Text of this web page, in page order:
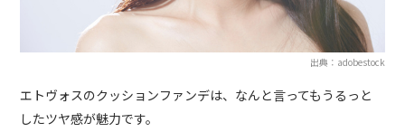
出典：adobestock
エトヴォスのクッションファンデは、なんと言ってもうるっと
したツヤ感が魅力です。